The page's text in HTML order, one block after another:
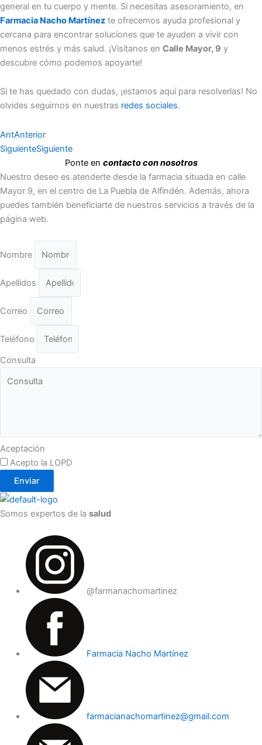
general en tu cuerpo y mente. Si necesitas asesoramiento, en
Farmacia Nacho Martínez te ofrecemos ayuda profesional y
cercana para encontrar soluciones que te ayuden a vivir con
menos estrés y más salud. ¡Visítanos en Calle Mayor, 9 y
descubre cómo podemos apoyarte!
Si te has quedado con dudas, ¡estamos aquí para resolverlas! No
olvides seguirnos en nuestras redes sociales.
AntAnterior
SiguienteSiguiente
Ponte en contacto con nosotros
Nuestro deseo es atenderte desde la farmacia situada en calle
Mayor 9, en el centro de La Puebla de Alfindén. Además, ahora
puedes también beneficiarte de nuestros servicios a través de la
página web.
Nombre
Apellidos
Correo
Teléfono
Consulta
Aceptación
Acepto la LOPD
Enviar
Somos expertos de la salud
@farmanachomartinez
Farmacia Nacho Martínez
farmacianachomartinez@gmail.com